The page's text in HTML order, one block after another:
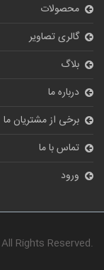
محصولات
گالری تصاویر
بلاگ
درباره ما
برخی از مشتریان ما
تماس با ما
ورود
All Rights Reserved.